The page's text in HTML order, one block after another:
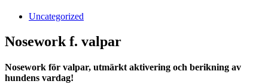
Uncategorized
Nosework f. valpar
Nosework för valpar, utmärkt aktivering och berikning av
hundens vardag!